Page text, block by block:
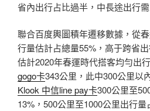
省內出行占比過半，中長途出行需
聯合百度輿圖積年遷移數據，從
行量估計占總量55%，高于跨省
估計2020年春運時代搭客均勻出
gogo卡343公里，此中300公里以
Klook 中信line pay卡300公里至
13%，500公里至1000公里出行